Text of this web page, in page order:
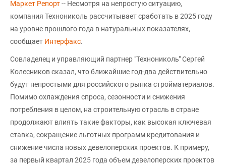
Маркет Репорт-- Несмотря на непростую ситуацию,
компания Технониколь рассчитывает сработать в 2025 году
на уровне прошлого года в натуральных показателях,
сообщает Интерфакс.
Совладелец и управляющий партнер "Технониколь" Сергей
Колесников сказал, что ближайшие год-два действительно
будут непростыми для российского рынка стройматериалов.
Помимо охлаждения спроса, сезонности и снижения
потребления в целом, на строительную отрасль в стране
продолжают влиять такие факторы, как высокая ключевая
ставка, сокращение льготных программ кредитования и
снижение числа новых девелоперских проектов. К примеру,
за первый квартал 2025 года объем девелоперских проектов